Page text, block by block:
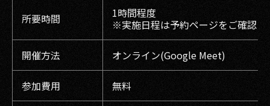
所要時間
1時間程度
※実施日程は予約ページをご確認く
開催方法 オンライン(Google Meet)
参加費用 無料